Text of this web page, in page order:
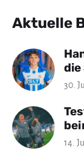
Aktuelle
die
30.
14.